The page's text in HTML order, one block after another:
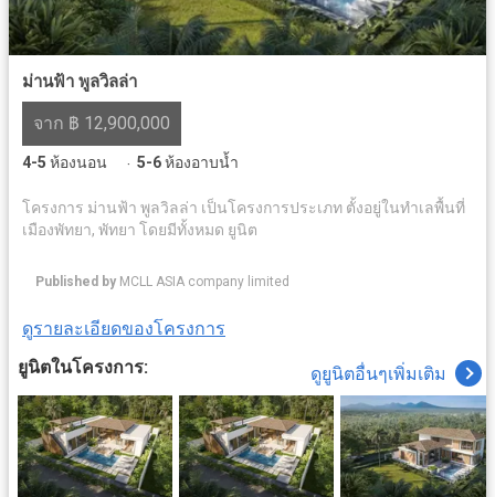
ม่านฟ้า พูลวิลล่า
จาก ฿ 12,900,000
4-5 ห้องนอน · 5-6ห้องอาบน้ำ
โครงการ ม่านฟ้า พูลวิลล่า เป็นโครงการประเภท ตั้งอยู่ในทำเลพื้นที่
เมืองพัทยา, พัทยา โดยมีทั้งหมด ยูนิต
Published by MCLL ASIA company limited
ดูรายละเอียดของโครงการ
ยูนิตในโครงการ:
ดูยูนิตอื่นๆเพิ่มเติม